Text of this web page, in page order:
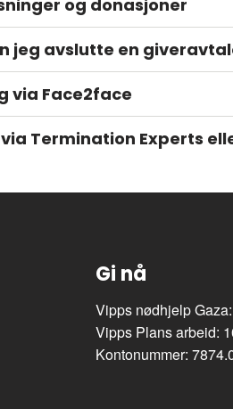
og donasjoner
jeg avslutte en
via Face2face
Termination Experts
Gi nå
Vipps nødhjelp
Vipps Plans arbeid:
Kontonummer: